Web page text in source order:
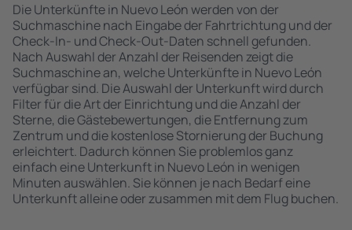
Die Unterkünfte in Nuevo León werden von der
Suchmaschine nach Eingabe der Fahrtrichtung und der
Check-In- und Check-Out-Daten schnell gefunden.
Nach Auswahl der Anzahl der Reisenden zeigt die
Suchmaschine an, welche Unterkünfte in Nuevo León
verfügbar sind. Die Auswahl der Unterkunft wird durch
Filter für die Art der Einrichtung und die Anzahl der
Sterne, die Gästebewertungen, die Entfernung zum
Zentrum und die kostenlose Stornierung der Buchung
erleichtert. Dadurch können Sie problemlos ganz
einfach eine Unterkunft in Nuevo León in wenigen
Minuten auswählen. Sie können je nach Bedarf eine
Unterkunft alleine oder zusammen mit dem Flug buchen.